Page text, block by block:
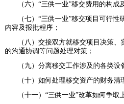
（六）“三供一业”移交费用的构
（七）“三供一业”移交项目可行
内容及报批程序；
（八）交接双方就移交项目决策
的沟通协调等问题处理对策；
（九）分离移交工作涉及的各类
（十）如何处理移交资产的财务
（十一）“三供一业”改革如何争